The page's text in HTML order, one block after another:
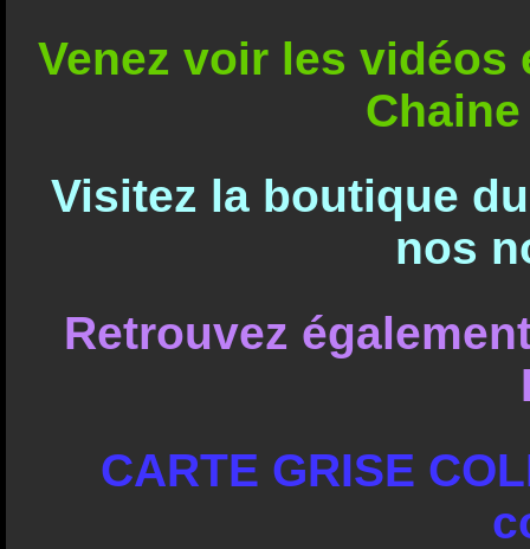
Venez voir les
Visitez la boutique
nos
Retrouvez
CARTE GRISE